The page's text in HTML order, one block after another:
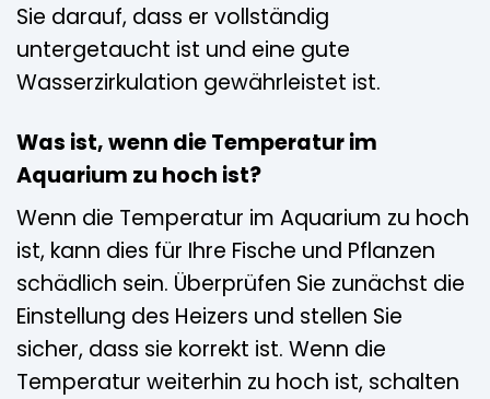
Sie darauf, dass er vollständig
untergetaucht ist und eine gute
Wasserzirkulation gewährleistet ist.
Was ist, wenn die Temperatur im
Aquarium zu hoch ist?
Wenn die Temperatur im Aquarium zu hoch
ist, kann dies für Ihre Fische und Pflanzen
schädlich sein. Überprüfen Sie zunächst die
Einstellung des Heizers und stellen Sie
sicher, dass sie korrekt ist. Wenn die
Temperatur weiterhin zu hoch ist, schalten